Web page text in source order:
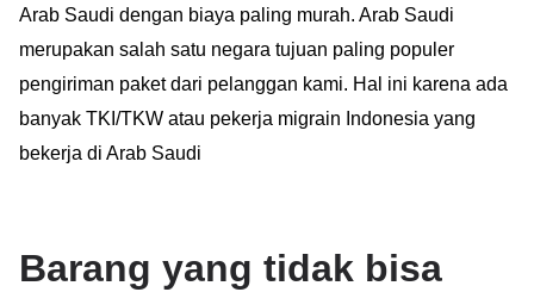
Arab Saudi dengan biaya paling murah. Arab Saudi
merupakan salah satu negara tujuan paling populer
pengiriman paket dari pelanggan kami. Hal ini karena ada
banyak TKI/TKW atau pekerja migrain Indonesia yang
bekerja di Arab Saudi
Barang yang tidak bisa